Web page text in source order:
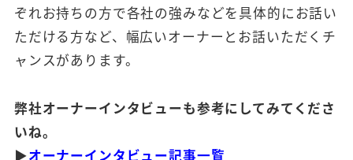
ぞれお持ちの方で各社の強みなどを具体的にお話い
ただける方など、幅広いオーナーとお話いただくチ
ャンスがあります。
弊社オーナーインタビューも参考にしてみてくださ
いね。
▶オーナーインタビュー記事一覧